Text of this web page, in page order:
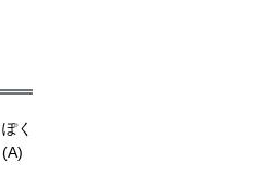
く